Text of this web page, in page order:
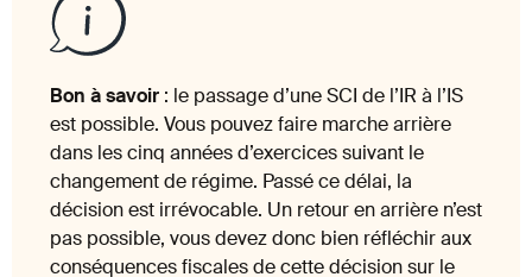
Bon à savoir : le passage d’une SCI de l’IR à l’IS
est possible. Vous pouvez faire marche arrière
dans les cinq années d’exercices suivant le
changement de régime. Passé ce délai, la
décision est irrévocable. Un retour en arrière n’est
pas possible, vous devez donc bien réfléchir aux
conséquences fiscales de cette décision sur le